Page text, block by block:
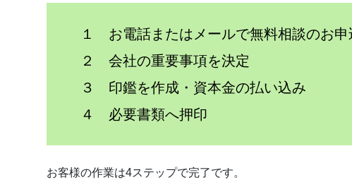
１ お電話またはメールで無料相談のお申
２ 会社の重要事項を決定
３ 印鑑を作成・資本金の払い込み
４ 必要書類へ押印
お客様の作業は4ステップで完了です。